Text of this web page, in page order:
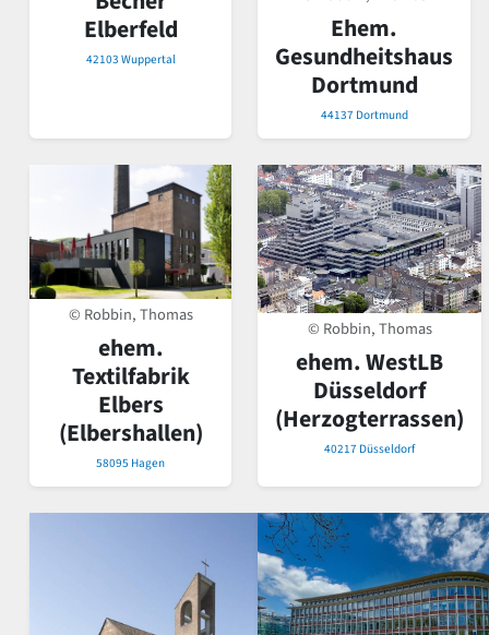
Elberfeld
42103 Wuppertal
Ehem.
Gesundheitshaus
Dortmund
44137 Dortmund
© Robbin, Thomas
ehem.
Textilfabrik
Elbers
(Elbershallen)
58095 Hagen
© Robbin, Thomas
ehem. WestLB
Düsseldorf
(Herzogterrassen)
40217 Düsseldorf